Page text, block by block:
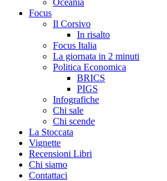
Oceania
Focus
Il Corsivo
In risalto
Focus Italia
La giornata in 2 minuti
Politica Economica
BRICS
PIGS
Infografiche
Chi sale
Chi scende
La Stoccata
Vignette
Recensioni Libri
Chi siamo
Contattaci